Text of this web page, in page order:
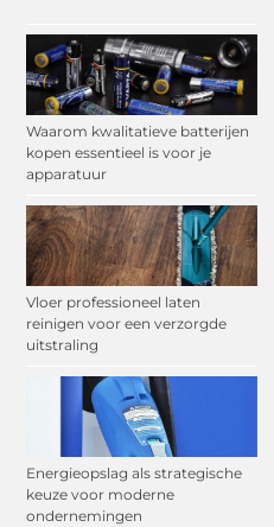
Waarom kwalitatieve batterijen
kopen essentieel is voor je
apparatuur
Vloer professioneel laten
reinigen voor een verzorgde
uitstraling
Energieopslag als strategische
keuze voor moderne
ondernemingen